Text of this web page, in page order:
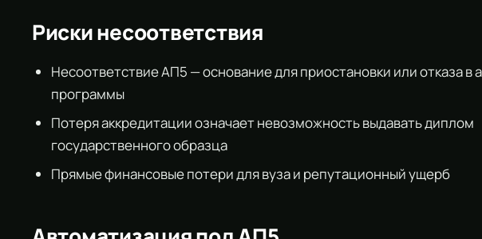
Риски несоответствия
Несоответствие АП5 — основание для приостановки или отказа в
программы
Потеря аккредитации означает невозможность выдавать диплом
государственного образца
Прямые финансовые потери для вуза и репутационный ущерб